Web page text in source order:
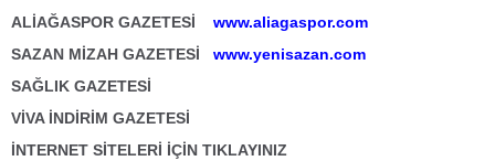
ALİAĞASPOR GAZETESİ
www.aliagaspor.com
SAZAN MİZAH GAZETESİ
www.yenisazan.com
SAĞLIK GAZETESİ
VİVA İNDİRİM GAZETESİ
İNTERNET SİTELERİ İÇİN TIKLAYINIZ